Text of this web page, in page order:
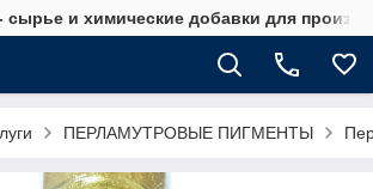
сырье и химические добавки для
ПЕРЛАМУТРОВЫЕ ПИГМЕНТЫ